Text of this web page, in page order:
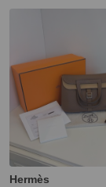
Hermès